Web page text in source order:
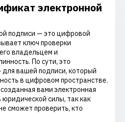
электронной
подписи — это цифровой
ключ проверки
владельцем и
По сути, это
для вашей подписи, который
в цифровом пространстве.
вами электронная
силы, так как
сможет проверить, кто